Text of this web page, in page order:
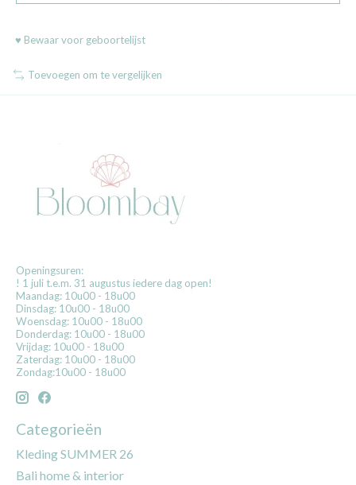
♥ Bewaar voor geboortelijst
Toevoegen om te vergelijken
Openingsuren:
! 1 juli t.e.m. 31 augustus iedere dag open!
Maandag: 10u00 - 18u00
Dinsdag: 10u00 - 18u00
Woensdag: 10u00 - 18u00
Donderdag: 10u00 - 18u00
Vrijdag: 10u00 - 18u00
Zaterdag: 10u00 - 18u00
Zondag:10u00 - 18u00
Categorieën
Kleding SUMMER 26
Bali home & interior